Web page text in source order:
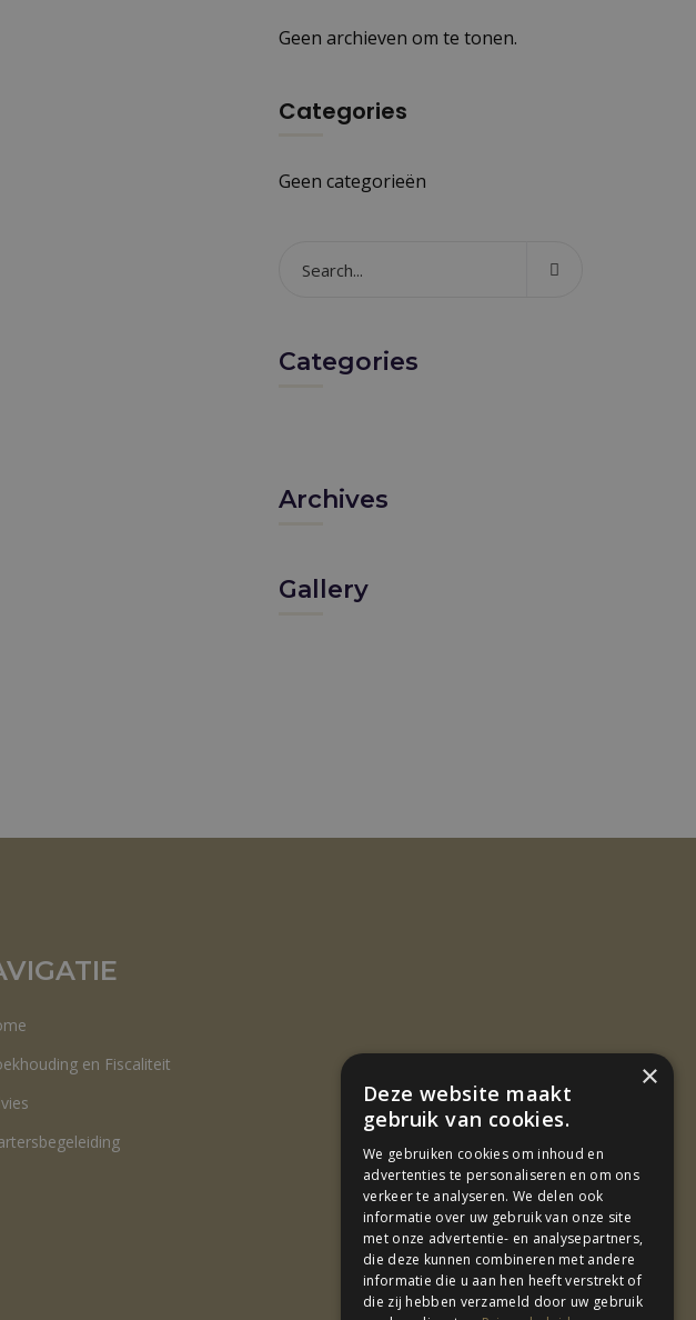
Geen archieven om te tonen.
Categories
Geen categorieën
Categories
Archives
Gallery
en Fiscaliteit
×
Deze website maakt
gebruik van cookies.
We gebruiken cookies om inhoud en
advertenties te personaliseren en om ons
verkeer te analyseren. We delen ook
informatie over uw gebruik van onze site
met onze advertentie- en analysepartners,
die deze kunnen combineren met andere
informatie die u aan hen heeft verstrekt of
die zij hebben verzameld door uw gebruik